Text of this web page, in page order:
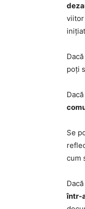
viitor
poți
Se
cum
într-